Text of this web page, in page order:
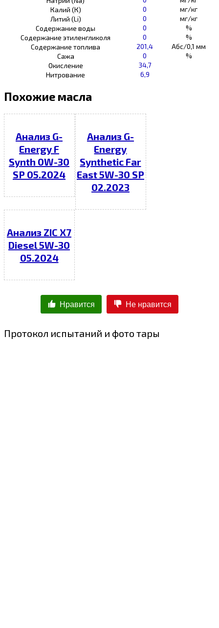
Калий (К)
0
мг/кг
Литий (Li)
0
мг/кг
Содержание воды
0
%
Содержание этиленгликоля
0
%
Содержание топлива
201,4
Абс/0,1 мм
Сажа
0
%
Окисление
34,7
Нитрование
6,9
Похожие масла
Анализ G-
Energy F
Synth 0W-30
SP 05.2024
Анализ G-
Energy
Synthetic Far
East 5W-30 SP
02.2023
Анализ ZIC X7
Diesel 5W-30
05.2024
Нравится Не нравится
Протокол испытаний и фото тары